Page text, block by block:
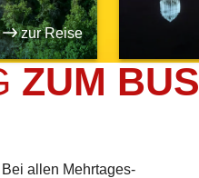
zur Reise
ZUM BUS
Bei allen Mehrtages­